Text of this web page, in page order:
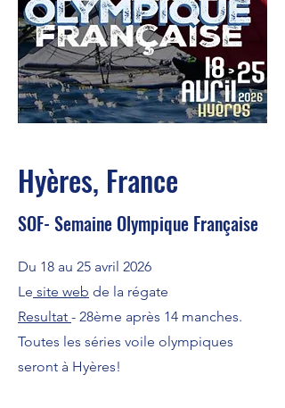
Hyères, France
SOF- Semaine Olympique Française
Du 18 au 25 avril 2026
Le site web de la régate
Resultat - 28ème après 14 manches.
Toutes les séries voile olympiques
seront à Hyères!